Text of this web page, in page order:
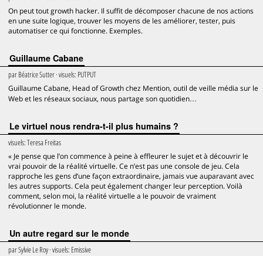
On peut tout growth hacker. Il suffit de décomposer chacune de nos actions
en une suite logique, trouver les moyens de les améliorer, tester, puis
automatiser ce qui fonctionne. Exemples.
Guillaume Cabane
parBéatrice Sutter· visuels: PUTPUT
Guillaume Cabane, Head of Growth chez Mention, outil de veille média sur le
Web et les réseaux sociaux, nous partage son quotidien…
Le virtuel nous rendra-t-il plus humains ?
visuels:Teresa Freitas
« Je pense que l’on commence à peine à effleurer le sujet et à découvrir le
vrai pouvoir de la réalité virtuelle. Ce n’est pas une console de jeu. Cela
rapproche les gens d’une façon extraordinaire, jamais vue auparavant avec
les autres supports. Cela peut également changer leur perception. Voilà
comment, selon moi, la réalité virtuelle a le pouvoir de vraiment
révolutionner le monde.
Un autre regard sur le monde
parSylvie Le Roy· visuels: Emissive